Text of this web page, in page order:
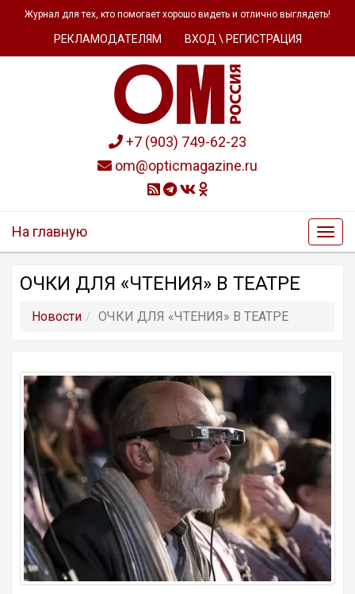
Журнал для тех, кто помогает хорошо видеть и отлично выглядеть!
РЕКЛАМОДАТЕЛЯМ ВХОД \ РЕГИСТРАЦИЯ
+7 (903) 749-62-23
om@opticmagazine.ru
На главную
ОЧКИ ДЛЯ «ЧТЕНИЯ» В ТЕАТРЕ
Новости ОЧКИ ДЛЯ «ЧТЕНИЯ» В ТЕАТРЕ